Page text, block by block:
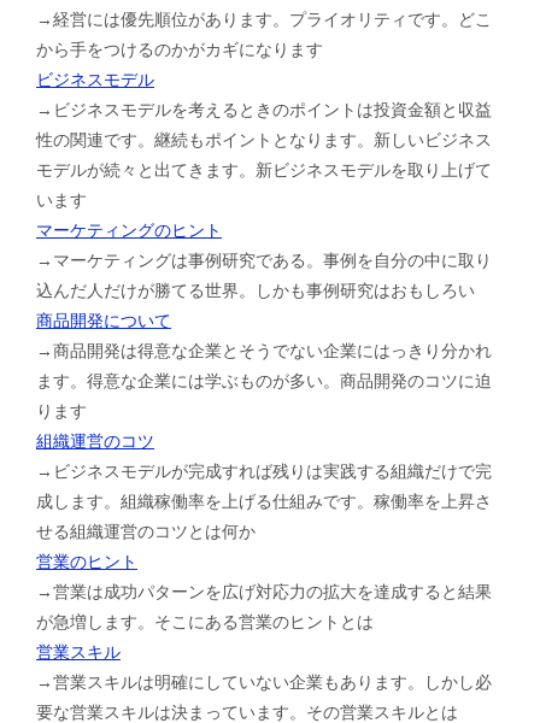
→経営には優先順位があります。プライオリティです。どこ
から手をつけるのかがカギになります
ビジネスモデル
→ビジネスモデルを考えるときのポイントは投資金額と収益
性の関連です。継続もポイントとなります。新しいビジネス
モデルが続々と出てきます。新ビジネスモデルを取り上げて
います
マーケティングのヒント
→マーケティングは事例研究である。事例を自分の中に取り
込んだ人だけが勝てる世界。しかも事例研究はおもしろい
商品開発について
→商品開発は得意な企業とそうでない企業にはっきり分かれ
ます。得意な企業には学ぶものが多い。商品開発のコツに迫
ります
組織運営のコツ
→ビジネスモデルが完成すれば残りは実践する組織だけで完
成します。組織稼働率を上げる仕組みです。稼働率を上昇さ
せる組織運営のコツとは何か
営業のヒント
→営業は成功パターンを広げ対応力の拡大を達成すると結果
が急増します。そこにある営業のヒントとは
営業スキル
→営業スキルは明確にしていない企業もあります。しかし必
要な営業スキルは決まっています。その営業スキルとは